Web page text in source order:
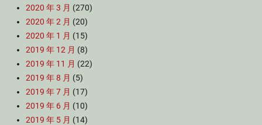
2020 年 3 月 (270)
2020 年 2 月 (20)
2020 年 1 月 (15)
2019 年 12 月 (8)
2019 年 11 月 (22)
2019 年 8 月 (5)
2019 年 7 月 (17)
2019 年 6 月 (10)
2019 年 5 月 (14)